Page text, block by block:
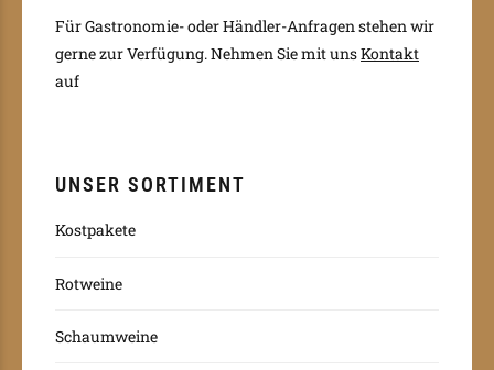
Für Gastronomie- oder Händler-Anfragen stehen wir
gerne zur Verfügung.Nehmen Sie mit unsKontakt
auf
UNSER SORTIMENT
Kostpakete
Rotweine
Schaumweine